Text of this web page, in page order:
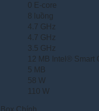
0 E-core
8 luồng
4.7 GHz
4.7 GHz
3.5 GHz
12 MB Intel® Smart
5 MB
58 W
110 W